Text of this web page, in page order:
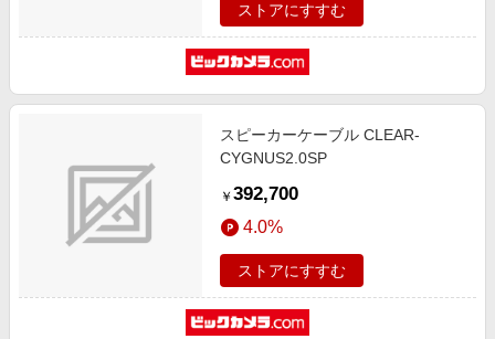
ストアにすすむ
スピーカーケーブル CLEAR-
CYGNUS2.0SP
￥ 392,700
4.0%
ストアにすすむ